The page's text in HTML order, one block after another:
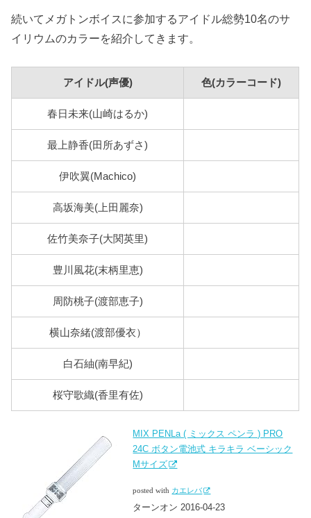
続いてメガトンボイスに参加するアイドル総勢10名のサ
イリウムのカラーを紹介してきます。
アイドル(声優) 色(カラーコード)
春日未来(山崎はるか)
最上静香(田所あずさ)
伊吹翼(Machico)
高坂海美(上田麗奈)
佐竹美奈子(大関英里)
豊川風花(末柄里恵)
周防桃子(渡部恵子)
横山奈緒(渡部優衣）
白石紬(南早紀)
桜守歌織(香里有佐)
MIX PENLa ( ミックス ペンラ ) PRO
24C ボタン電池式 キラキラ ベーシック
Mサイズ
posted with カエレバ
ターンオン 2016-04-23